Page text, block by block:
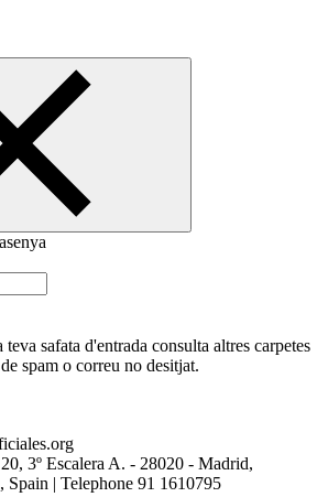
safata d'entrada consulta altres carpetes
spam o correu no desitjat.
3º Escalera A. - 28020 - Madrid,
| Telephone 91 1610795